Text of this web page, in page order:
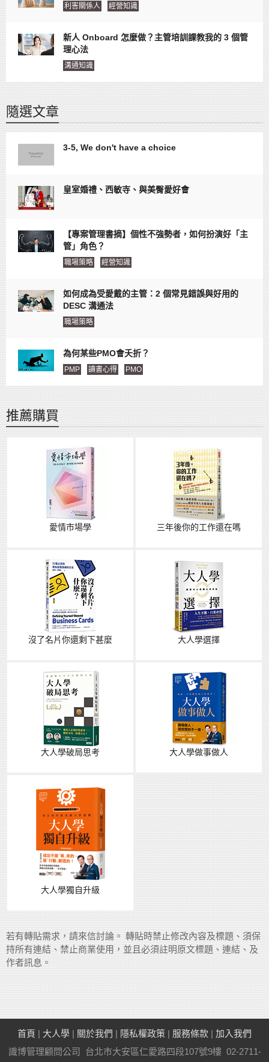
利害關係人 經營知識
新人 Onboard 怎麼做？主管培訓課教我的 3 個管
理心法
溝通知識
隨選文章
3-5, We don't have a choice
皇室婚禮、西敏寺、與美臀愛好會
【專案管理書摘】個性不強勢者，如何扮演好「主
管」角色？
職場策略 經營知識
如何成為受愛戴的主管：2 個常見錯誤與好用的
DESC 溝通法
職場策略
為何某些PMO會夭折？
PMP 讀書心得 PMO
推薦購買
愛情市場學 三年後你的工作還在嗎
沒了名片你還剩下甚麼 大人學選擇
大人學破局思考 大人學做事做人
大人學獨自升級
若有轉貼需求，請來信討論。 轉貼時禁止修改內容及標題、須保
持所有連結、禁止商業使用，並且必須註明原文標題、連結、及
作者訊息。
首頁 | 大人學 | 關於我們 | 隱私權政策 | 服務條款 | 加入我們
識博管理顧問公司 台北市大安區仁愛路四段107號9樓 02-2711-